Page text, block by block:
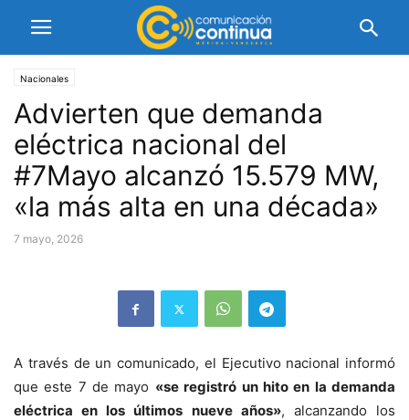
Nacionales
Advierten que demanda
eléctrica nacional del
#7Mayo alcanzó 15.579 MW,
«la más alta en una década»
7 mayo, 2026
A través de un comunicado, el Ejecutivo nacional informó
que este 7 de mayo «se registró un hito en la demanda
eléctrica en los últimos nueve años», alcanzando los